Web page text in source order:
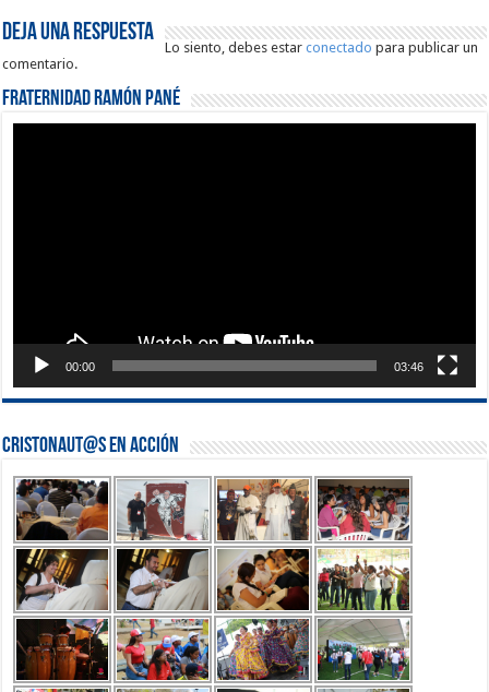
Deja una respuesta
Lo siento, debes estarconectado para publicar un
comentario.
Fraternidad Ramón Pané
00:00 03:46
Cristonaut@s en Acción